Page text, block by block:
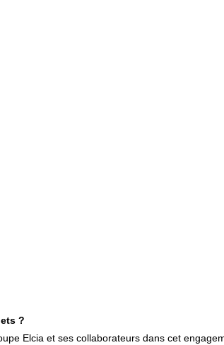
?
Elcia et ses collaborateurs dans cet